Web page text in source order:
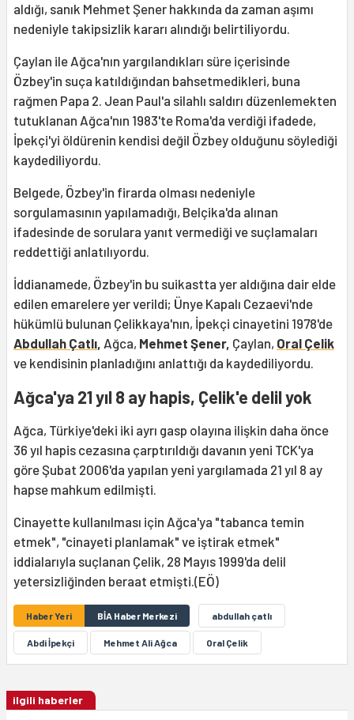
aldığı, sanık Mehmet Şener hakkında da zaman aşımı
nedeniyle takipsizlik kararı alındığı belirtiliyordu.
Çaylan ile Ağca'nın yargılandıkları süre içerisinde
Özbey'in suça katıldığından bahsetmedikleri, buna
rağmen Papa 2. Jean Paul'a silahlı saldırı düzenlemekten
tutuklanan Ağca'nın 1983'te Roma'da verdiği ifadede,
İpekçi'yi öldürenin kendisi değil Özbey olduğunu söylediği
kaydediliyordu.
Belgede, Özbey'in firarda olması nedeniyle
sorgulamasının yapılamadığı, Belçika'da alınan
ifadesinde de sorulara yanıt vermediği ve suçlamaları
reddettiği anlatılıyordu.
İddianamede, Özbey'in bu suikastta yer aldığına dair elde
edilen emarelere yer verildi; Ünye Kapalı Cezaevi'nde
hükümlü bulunan Çelikkaya'nın, İpekçi cinayetini 1978'de
Abdullah Çatlı, Ağca, Mehmet Şener, Çaylan, Oral Çelik
ve kendisinin planladığını anlattığı da kaydediliyordu.
Ağca'ya 21 yıl 8 ay hapis, Çelik'e delil yok
Ağca, Türkiye'deki iki ayrı gasp olayına ilişkin daha önce
36 yıl hapis cezasına çarptırıldığı davanın yeni TCK'ya
göre Şubat 2006'da yapılan yeni yargılamada 21 yıl 8 ay
hapse mahkum edilmişti.
Cinayette kullanılması için Ağca'ya "tabanca temin
etmek", "cinayeti planlamak" ve iştirak etmek"
iddialarıyla suçlanan Çelik, 28 Mayıs 1999'da delil
yetersizliğinden beraat etmişti.(EÖ)
Haber Yeri BİA Haber Merkezi abdullah çatlı
Abdi İpekçi Mehmet Ali Ağca Oral Çelik
ilgili haberler